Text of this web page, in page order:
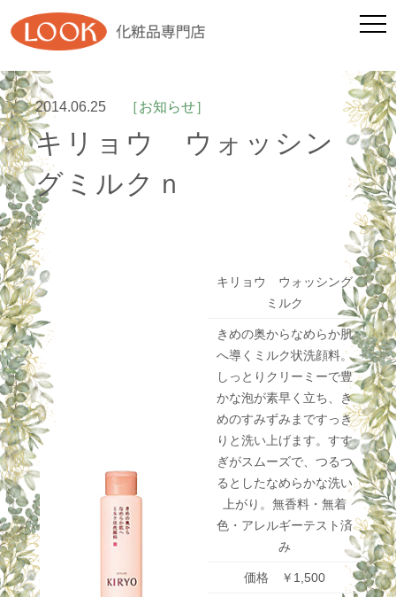
2014.06.25 ［お知らせ］
キリョウ ウォッシン
グミルクｎ
キリョウ ウォッシング
ミルク
きめの奥からなめらか肌
へ導くミルク状洗顔料。
しっとりクリーミーで豊
かな泡が素早く立ち、き
めのすみずみまですっき
りと洗い上げます。すす
ぎがスムーズで、つるつ
るとしたなめらかな洗い
上がり。無香料・無着
色・アレルギーテスト済
み
価格 ￥1,500